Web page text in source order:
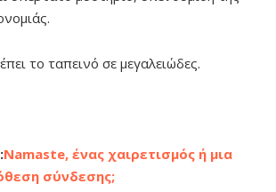
το ταπεινό σε μεγαλειώδες.
Namaste, ένας χαιρετισμός ή μια
σύνδεσης;